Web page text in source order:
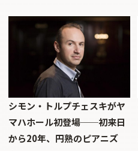
シモン・トルプチェスキがヤ
マハホール初登場──初来日
から20年、円熟のピアニズ